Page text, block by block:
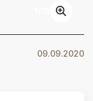
09.09.2020